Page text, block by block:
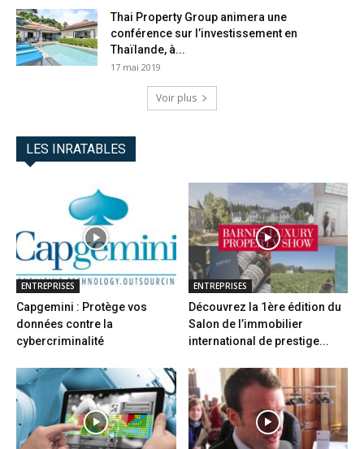
Thai Property Group animera une
conférence sur l’investissement en
Thaïlande, à...
17 mai 2019
Voir plus
LES INRATABLES
ENTREPRISES
Capgemini : Protège vos
données contre la
cybercriminalité
ENTREPRISES
Découvrez la 1ère édition du
Salon de l’immobilier
international de prestige...